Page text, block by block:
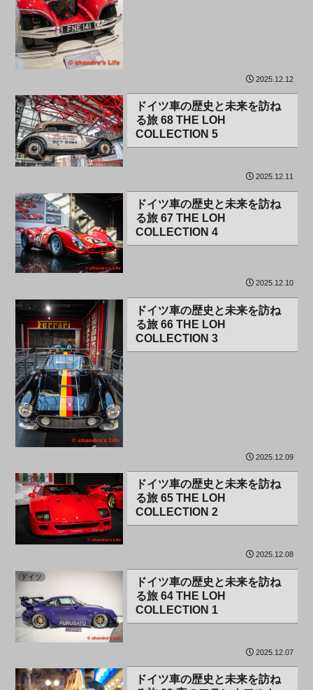
2025.12.12
ドイツ
ドイツ車の歴史と未来を訪ね
る旅 68 THE LOH
COLLECTION 5
2025.12.11
ドイツ
ドイツ車の歴史と未来を訪ね
る旅 67 THE LOH
COLLECTION 4
2025.12.10
ドイツ
ドイツ車の歴史と未来を訪ね
る旅 66 THE LOH
COLLECTION 3
2025.12.09
ドイツ
ドイツ車の歴史と未来を訪ね
る旅 65 THE LOH
COLLECTION 2
2025.12.08
ドイツ
ドイツ車の歴史と未来を訪ね
る旅 64 THE LOH
COLLECTION 1
2025.12.07
ドイツ
ドイツ車の歴史と未来を訪ね